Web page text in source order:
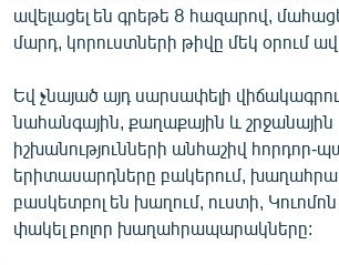
ավելացել են գրեթե 8 հազարով,
մարդ, կորուստների թիվը մեկ օրում
Եվ չնայած այդ սարսափելի
նահանգային, քաղաքային և շրջանային
իշխանությունների անհաշիվ հորդոր-
երիտասարդները բակերում,
բասկետբոլ են խաղում, ուստի,
փակել բոլոր խաղահրապարակները: